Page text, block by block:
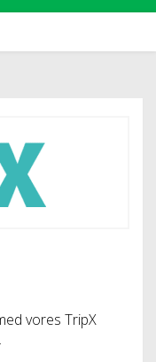
vores TripX